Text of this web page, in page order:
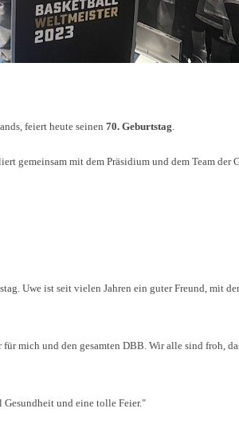
feiert heute seinen 70. Geburtstag.
gemeinsam mit dem Präsidium und dem Team der
Uwe ist seit vielen Jahren ein guter Freund, mit
mich und den gesamten DBB. Wir alle sind froh,
und eine tolle Feier."